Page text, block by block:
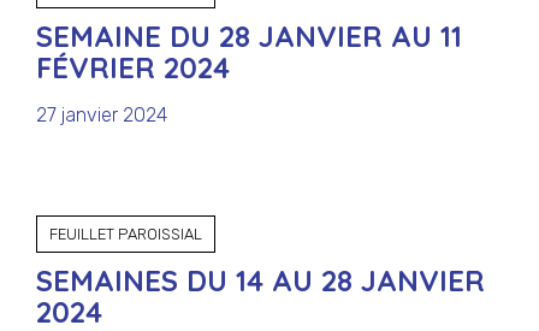
SEMAINE DU 28 JANVIER AU 11
FÉVRIER 2024
27 janvier 2024
FEUILLET PAROISSIAL
SEMAINES DU 14 AU 28 JANVIER
2024